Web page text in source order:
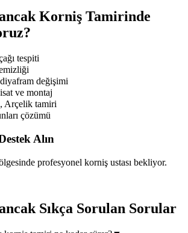
Korniş Tamirinde
tespiti
değişimi
ve montaj
Arçelik tamiri
çözümü
Alın
profesyonel korniş ustası bekliyor.
Sıkça Sorulan Sorular